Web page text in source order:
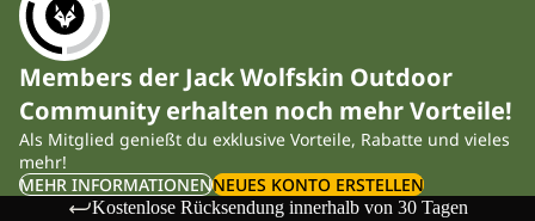
Members der Jack Wolfskin Outdoor
Community erhalten noch mehr Vorteile!
Als Mitglied genießt du exklusive Vorteile, Rabatte und vieles
mehr!
MEHR INFORMATIONENNEUES KONTO ERSTELLEN
Kostenlose Rücksendung innerhalb von 30 Tagen